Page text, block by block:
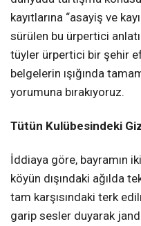
kayıtlarına “asayiş ve
sürülen bu ürpertici
tüyler ürpertici bir şehir
belgelerin ışığında
yorumuna bırakıyoruz.
Tütün Kulübesindeki
İddiaya göre, bayramın
köyün dışındaki ağılda
tam karşısındaki terk
garip sesler duyarak